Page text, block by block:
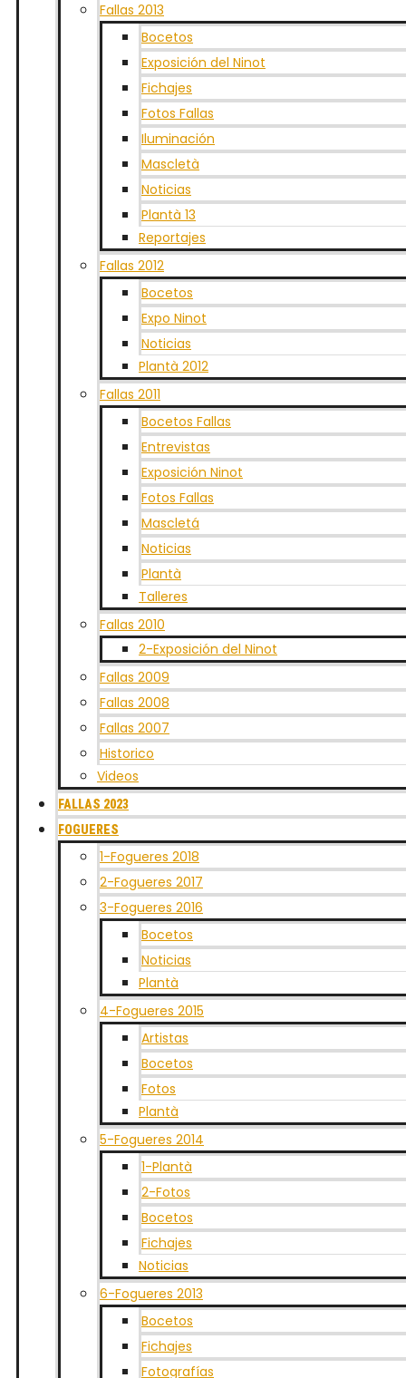
Fallas 2013
Bocetos
Exposición del Ninot
Fichajes
Fotos Fallas
Iluminación
Mascletà
Noticias
Plantà 13
Reportajes
Fallas 2012
Bocetos
Expo Ninot
Noticias
Plantà 2012
Fallas 2011
Bocetos Fallas
Entrevistas
Exposición Ninot
Fotos Fallas
Mascletá
Noticias
Plantà
Talleres
Fallas 2010
2-Exposición del Ninot
Fallas 2009
Fallas 2008
Fallas 2007
Historico
Videos
FALLAS 2023
FOGUERES
1-Fogueres 2018
2-Fogueres 2017
3-Fogueres 2016
Bocetos
Noticias
Plantà
4-Fogueres 2015
Artistas
Bocetos
Fotos
Plantà
5-Fogueres 2014
1-Plantà
2-Fotos
Bocetos
Fichajes
Noticias
6-Fogueres 2013
Bocetos
Fichajes
Fotografías